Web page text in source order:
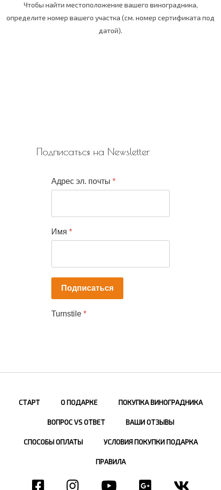
Чтобы найти местоположение вашего виноградника,
определите номер вашего участка (см. номер сертификата под
датой).
Подписаться на Newsletter
Адрес эл. почты *
Имя *
Подписаться
Turnstile *
СТАРТ О ПОДАРКЕ ПОКУПКА ВИНОГРАДНИКА
ВОПРОС VS ОТВЕТ ВАШИ ОТЗЫВЫ
СПОСОБЫ ОПЛАТЫ УСЛОВИЯ ПОКУПКИ ПОДАРКА
ПРАВИЛА